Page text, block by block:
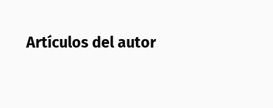
Artículos del autor